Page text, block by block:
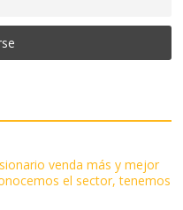
venda más y mejor
el sector, tenemos